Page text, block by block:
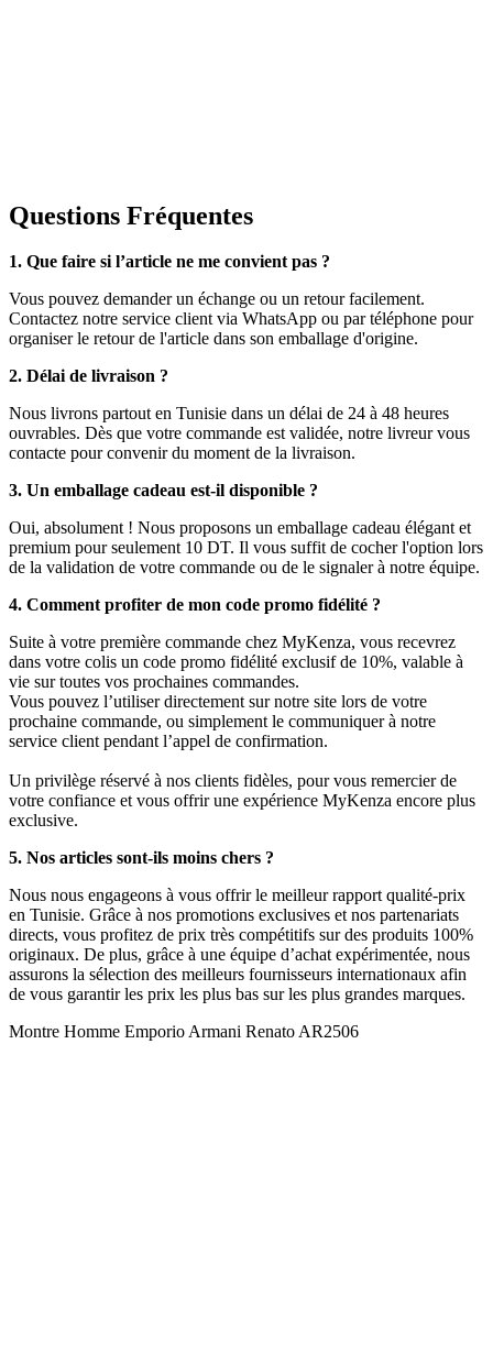
Questions Fréquentes
1. Que faire si l’article ne me convient pas ?
Vous pouvez demander un échange ou un retour facilement.
Contactez notre service client via WhatsApp ou par téléphone pour
organiser le retour de l'article dans son emballage d'origine.
2. Délai de livraison ?
Nous livrons partout en Tunisie dans un délai de 24 à 48 heures
ouvrables. Dès que votre commande est validée, notre livreur vous
contacte pour convenir du moment de la livraison.
3. Un emballage cadeau est-il disponible ?
Oui, absolument ! Nous proposons un emballage cadeau élégant et
premium pour seulement 10 DT. Il vous suffit de cocher l'option lors
de la validation de votre commande ou de le signaler à notre équipe.
4. Comment profiter de mon code promo fidélité ?
Suite à votre première commande chez MyKenza, vous recevrez
dans votre colis un code promo fidélité exclusif de 10%, valable à
vie sur toutes vos prochaines commandes.
Vous pouvez l’utiliser directement sur notre site lors de votre
prochaine commande, ou simplement le communiquer à notre
service client pendant l’appel de confirmation.
Un privilège réservé à nos clients fidèles, pour vous remercier de
votre confiance et vous offrir une expérience MyKenza encore plus
exclusive.
5. Nos articles sont-ils moins chers ?
Nous nous engageons à vous offrir le meilleur rapport qualité-prix
en Tunisie. Grâce à nos promotions exclusives et nos partenariats
directs, vous profitez de prix très compétitifs sur des produits 100%
originaux. De plus, grâce à une équipe d’achat expérimentée, nous
assurons la sélection des meilleurs fournisseurs internationaux afin
de vous garantir les prix les plus bas sur les plus grandes marques.
Montre Homme Emporio Armani Renato AR2506